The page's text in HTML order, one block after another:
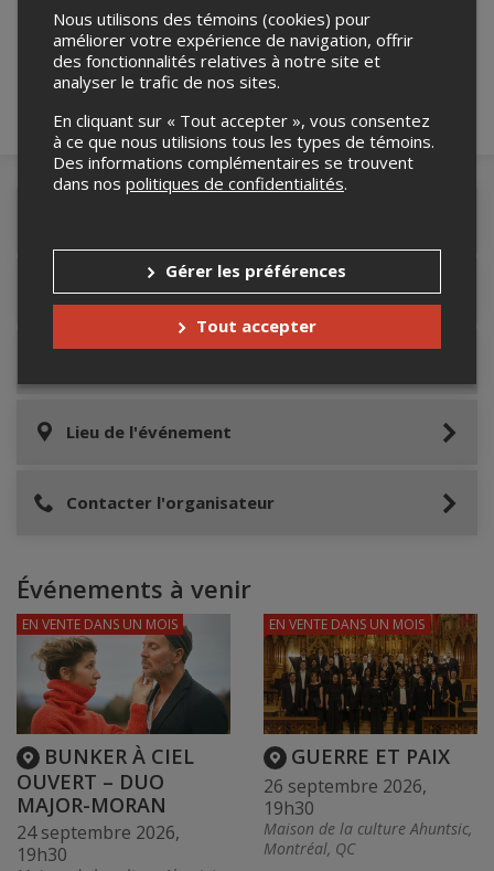
robot ci-bas.
Accès au site de l'événement
Lieu de l'événement
Contacter l'organisateur
Événements à venir
BUNKER À CIEL
OUVERT – DUO
MAJOR-MORAN
24 septembre 2026,
19h30
EN VENTE DANS UN MOIS
GUERRE ET PAIX
26 septembre 2026,
19h30
Maison de la culture Ahuntsic,
Montréal, QC
EN VENTE DANS UN MOIS
Nous utilisons des témoins (cookies) pour
améliorer votre expérience de navigation, offrir
des fonctionnalités relatives à notre site et
analyser le trafic de nos sites.
En cliquant sur « Tout accepter », vous consentez
à ce que nous utilisions tous les types de témoins.
Des informations complémentaires se trouvent
dans nos politiques de confidentialités.
Gérer les préférences
Tout accepter